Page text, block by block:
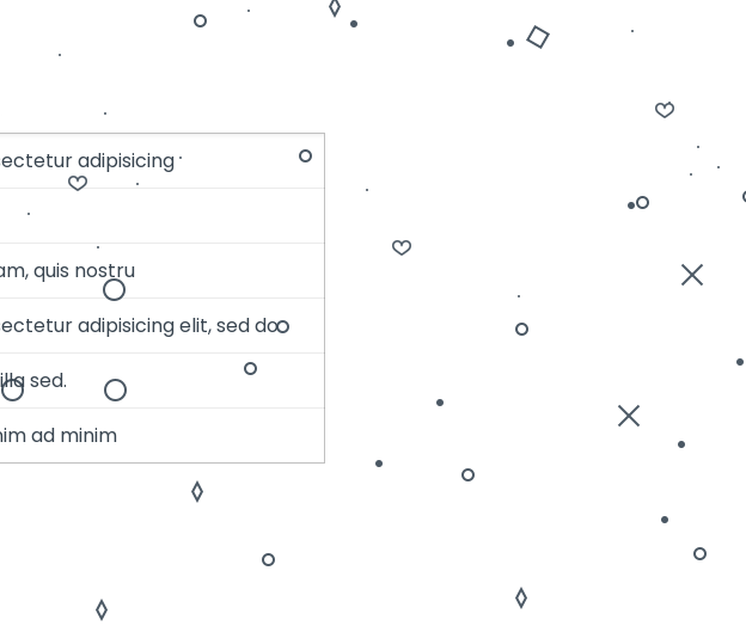
adipisicing
quis nostru
adipisicing elit, sed do
sed.
ad minim